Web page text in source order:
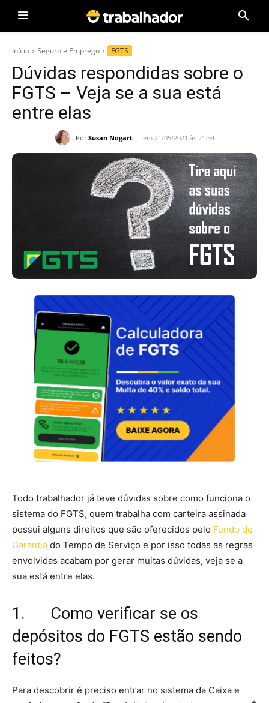
Início Seguro e Emprego FGTS
Dúvidas respondidas sobre o
FGTS – Veja se a sua está
entre elas
Por Susan Nogart em 21/05/2021 às 21:54
Todo trabalhador já teve dúvidas sobre como funciona o
sistema do FGTS, quem trabalha com carteira assinada
possui alguns direitos que são oferecidos pelo Fundo de
Garantia do Tempo de Serviço e por isso todas as regras
envolvidas acabam por gerar muitas dúvidas, veja se a
sua está entre elas.
1. Como verificar se os
depósitos do FGTS estão sendo
feitos?
Para descobrir é preciso entrar no sistema da Caixa e